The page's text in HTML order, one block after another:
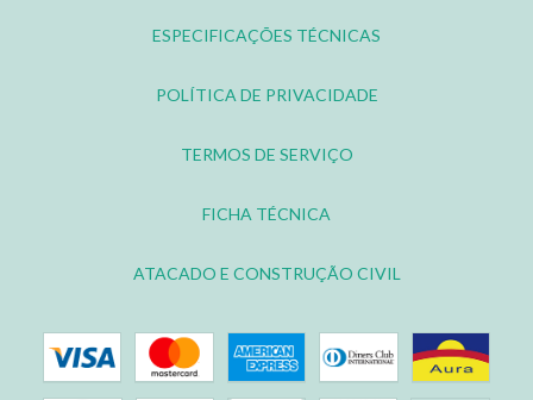
ESPECIFICAÇÕES TÉCNICAS
POLÍTICA DE PRIVACIDADE
TERMOS DE SERVIÇO
FICHA TÉCNICA
ATACADO E CONSTRUÇÃO CIVIL